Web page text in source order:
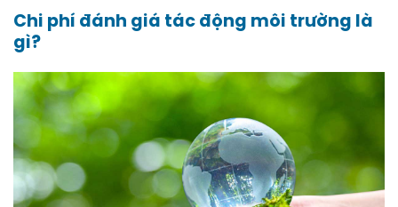
Chi phí đánh giá tác động môi trường là
gì?